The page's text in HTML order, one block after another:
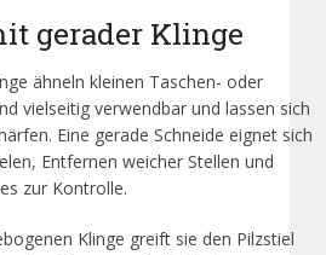
gerader Klinge
ähneln kleinen Taschen- oder
vielseitig verwendbar und lassen sich
Eine gerade Schneide eignet sich
Entfernen weicher Stellen und
zur Kontrolle.
Klinge greift sie den Pilzstiel